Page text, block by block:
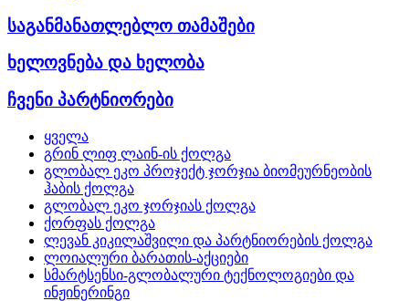
საგანმანათლებლო თამაშები
ხელოვნება და ხელობა
ჩვენი პარტნიორები
ყველა
გრინ ლიფ ლაინ-ის ქოლგა
გლობალ ეკო პროჯექტ ჯორჯია ბიომეურნეობის
ჰაბის ქოლგა
გლობალ ეკო ჯორჯიას ქოლგა
ქორფას ქოლგა
ლევან კიკილაშვილი და პარტნიორების ქოლგა
ლოიალური ბარათის-აქციები
სმარტსენსი-გლობალური ტექნოლოგიები და
ინჟინერინგი